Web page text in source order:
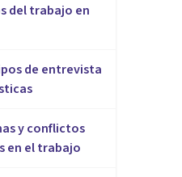
del trabajo en
de entrevista
y conflictos
en el trabajo